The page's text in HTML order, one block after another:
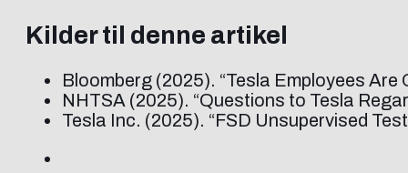
Kilder til denne artikel
Bloomberg (2025). “Tesla Employees
NHTSA (2025). “Questions to Tesla
Tesla Inc. (2025). “FSD Unsupervised